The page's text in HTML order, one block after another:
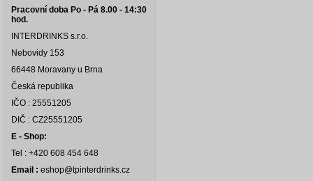
Pracovní doba Po - Pá 8.00 - 14:30
hod.
INTERDRINKS s.r.o.
Nebovidy 153
66448 Moravany u Brna
Česká republika
IČO : 25551205
DIČ : CZ25551205
E - Shop:
Tel : +420 608 454 648
Email : eshop@tpinterdrinks.cz